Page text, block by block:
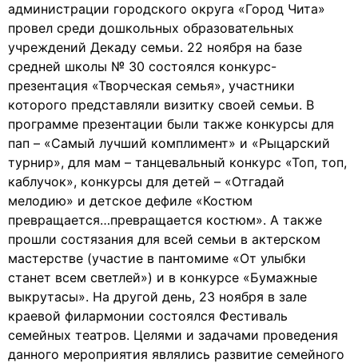
администрации городского округа «Город Чита»
провел среди дошкольных образовательных
учреждений Декаду семьи. 22 ноября на базе
средней школы № 30 состоялся конкурс-
презентация «Творческая семья», участники
которого представляли визитку своей семьи. В
программе презентации были также конкурсы для
пап – «Самый лучший комплимент» и «Рыцарский
турнир», для мам – танцевальный конкурс «Топ, топ,
каблучок», конкурсы для детей – «Отгадай
мелодию» и детское дефиле «Костюм
превращается…превращается костюм». А также
прошли состязания для всей семьи в актерском
мастерстве (участие в пантомиме «От улыбки
станет всем светлей») и в конкурсе «Бумажные
выкрутасы». На другой день, 23 ноября в зале
краевой филармонии состоялся Фестиваль
семейных театров. Целями и задачами проведения
данного мероприятия являлись развитие семейного